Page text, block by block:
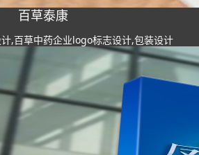
百草泰康
,百草中药企业logo标志设计,包装设计